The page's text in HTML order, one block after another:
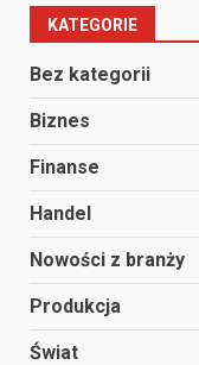
KATEGORIE
Bez kategorii
Biznes
Finanse
Handel
Nowości z branży
Produkcja
Świat